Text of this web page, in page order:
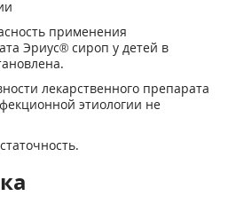
применения
Эриус® сироп у детей в
лекарственного препарата
этиологии не